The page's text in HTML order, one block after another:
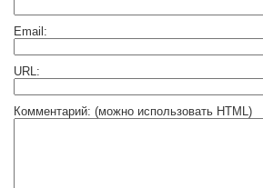
Email:
URL:
Комментарий: (можно использовать HTML)